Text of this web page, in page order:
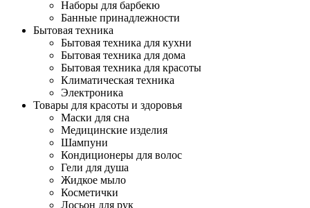
Наборы для барбекю
Банные принадлежности
Бытовая техника
Бытовая техника для кухни
Бытовая техника для дома
Бытовая техника для красоты
Климатическая техника
Электроника
Товары для красоты и здоровья
Маски для сна
Медицинские изделия
Шампуни
Кондиционеры для волос
Гели для душа
Жидкое мыло
Косметички
Лосьон для рук